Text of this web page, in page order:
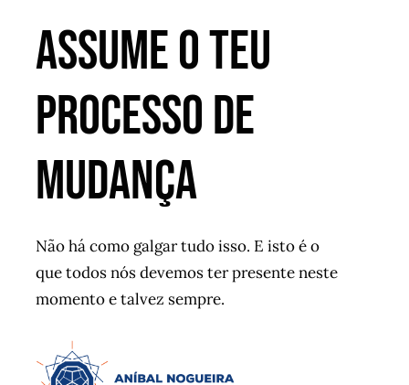
ASSUME O TEU
PROCESSO DE
MUDANÇA
Não há como galgar tudo isso. E isto é o
que todos nós devemos ter presente neste
momento e talvez sempre.